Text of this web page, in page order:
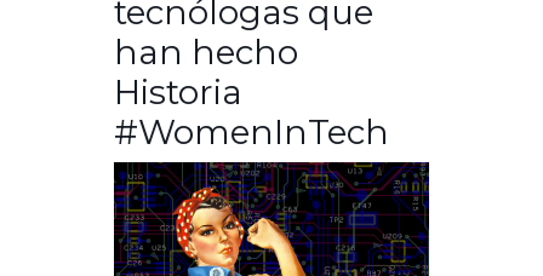
tecnólogas que
han hecho
Historia
#WomenInTech